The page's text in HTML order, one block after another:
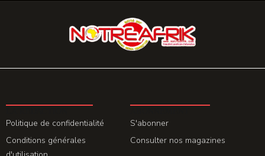
Politique de confidentialité
Conditions générales
S'abonner
Consulter nos magazines